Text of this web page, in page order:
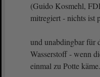
(Guido Kosmehl,
mitregiert - nichts ist
und unabdingbar für
Wasserstoff - wenn
einmal zu Potte käme.